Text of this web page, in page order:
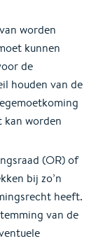
worden
kunnen
de
houden van de
worden
(OR) of
bij zo’n
heeft.
van de